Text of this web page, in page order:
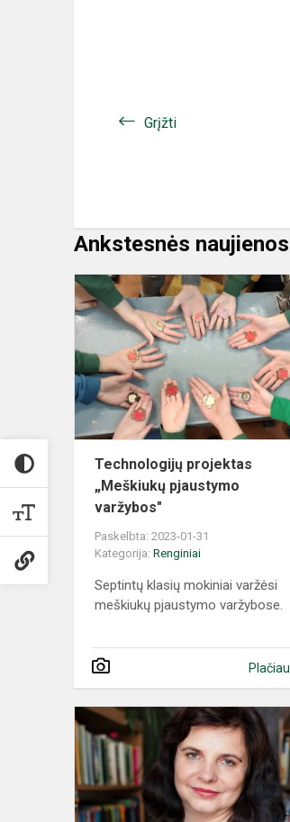
Grįžti
Ankstesnės naujienos
Technologijų projektas
„Meškiukų pjaustymo
varžybos"
Paskelbta: 2023-01-31
Kategorija: Renginiai
Septintų klasių mokiniai varžėsi
meškiukų pjaustymo varžybose.
Plačiau